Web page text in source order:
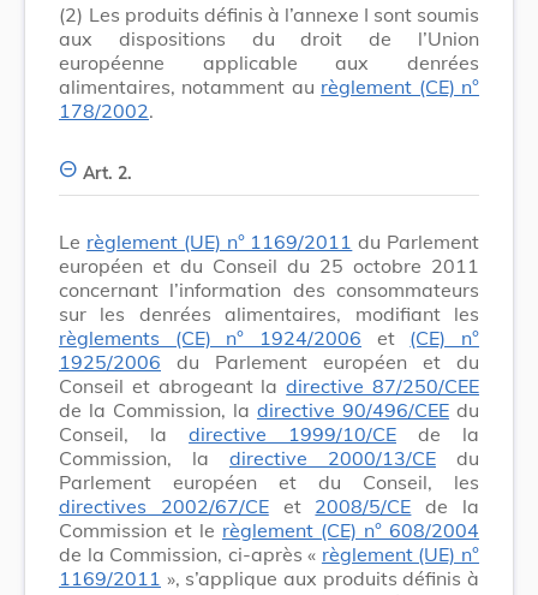
(2) Les produits définis à l’annexe I sont soumis
aux dispositions du droit de l’Union
européenne applicable aux denrées
alimentaires, notamment au règlement (CE) n°
178/2002.
Art. 2.
Le règlement (UE) n° 1169/2011 du Parlement
européen et du Conseil du 25 octobre 2011
concernant l’information des consommateurs
sur les denrées alimentaires, modifiant les
règlements (CE) n° 1924/2006 et (CE) n°
1925/2006 du Parlement européen et du
Conseil et abrogeant ladirective 87/250/CEE
de la Commission, la directive 90/496/CEE du
Conseil, la directive 1999/10/CE de la
Commission, la directive 2000/13/CE du
Parlement européen et du Conseil, les
directives 2002/67/CEet 2008/5/CE de la
Commission et le règlement (CE) n° 608/2004
de la Commission, ci-après « règlement (UE) n°
1169/2011 », s’applique aux produits définis à